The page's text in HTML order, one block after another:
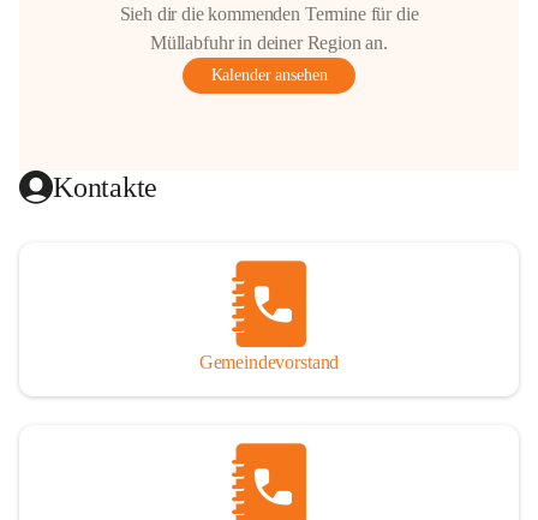
Sieh dir die kommenden Termine für die
Müllabfuhr in deiner Region an.
Kalender ansehen
Kontakte
Gemeindevorstand